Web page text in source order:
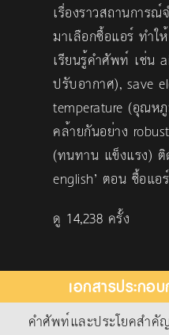
เรื่องราวสถานการ
มาเลือกซื้อแอร์ ทำใ
เรียนรู้คำศัพท์ เช่น
ปรับอากาศ), save
temperature (อุณห
คล้ายกันอย่าง
(ทนทาน แข็งแรง) ติ
english’ ตอน ซื้อแอร์
ดู 14,238 ครั้ง
เอกสารประกอ
คำศัพท์และประโยคสำคั